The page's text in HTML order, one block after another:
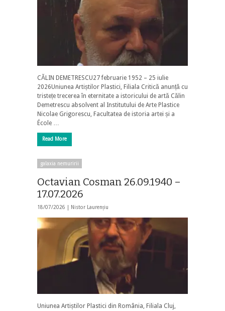
CĂLIN DEMETRESCU27 februarie 1952 – 25 iulie
2026Uniunea Artiștilor Plastici, Filiala Critică anunță cu
tristețe trecerea în eternitate a istoricului de artă Călin
Demetrescu absolvent al Institutului de Arte Plastice
Nicolae Grigorescu, Facultatea de istoria artei și a
École …
Read More
galaxia nemuririi
Octavian Cosman 26.09.1940 –
17.07.2026
18/07/2026 | Nistor Laurențiu
Uniunea Artiștilor Plastici din România, Filiala Cluj,